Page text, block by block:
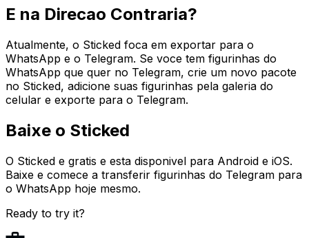
E na Direcao Contraria?
Atualmente, o Sticked foca em exportar para o
WhatsApp e o Telegram. Se voce tem figurinhas do
WhatsApp que quer no Telegram, crie um novo pacote
no Sticked, adicione suas figurinhas pela galeria do
celular e exporte para o Telegram.
Baixe o Sticked
O Sticked e gratis e esta disponivel para Android e iOS.
Baixe e comece a transferir figurinhas do Telegram para
o WhatsApp hoje mesmo.
Ready to try it?